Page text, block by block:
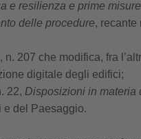
e resilienza e prime
delle procedure, recante
207 che modifica, fra
digitale degli edifici;
22, Disposizioni in materia
del Paesaggio.